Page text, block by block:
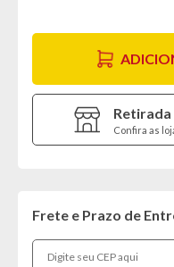
Retirada
Confira as
Frete e Prazo de